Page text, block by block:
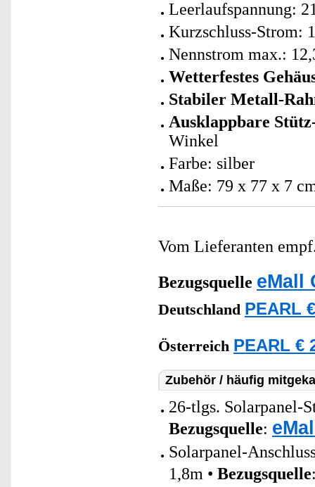
Leerlaufspannung:
Kurzschluss-Strom:
Nennstrom max.:
Wetterfestes
Stabiler Metall-
Ausklappbare
Winkel
Farbe: silber
Maße: 79 x 77 x 7
Vom Lieferanten
Bezugsquelle eMall
Deutschland PEARL
Österreich PEARL €
Zubehör / häufig
26-tlgs. Solarpanel-
Bezugsquelle:
Solarpanel-
1,8m • Bezugsquelle